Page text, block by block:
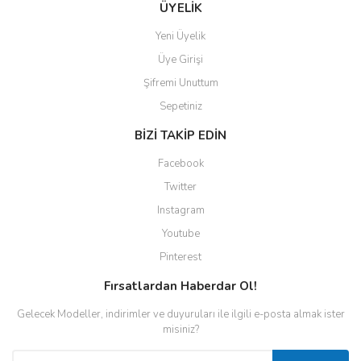
ÜYELİK
Yeni Üyelik
Üye Girişi
Şifremi Unuttum
Sepetiniz
BİZİ TAKİP EDİN
Facebook
Twitter
Instagram
Youtube
Pinterest
Fırsatlardan Haberdar Ol!
Gelecek Modeller, indirimler ve duyuruları ile ilgili e-posta almak ister
misiniz?